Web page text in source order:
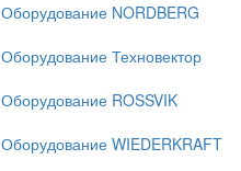
Оборудование NORDBERG
Оборудование Техновектор
Оборудование ROSSVIK
Оборудование WIEDERKRAFT